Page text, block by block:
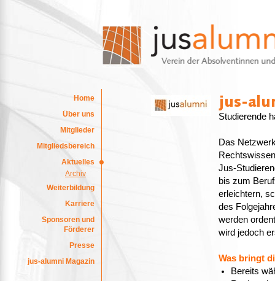
Home
Über uns
Mitglieder
Mitgliedsbereich
Aktuelles
Archiv
Weiterbildung
Karriere
Sponsoren und
Förderer
Presse
jus-alumni Magazin
Studierende
Das
Jus-
bis zum
erleichtern,
des
werden
wird jedoch
Was bringt
Bereits